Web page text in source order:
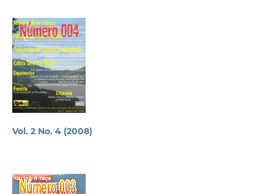
Vol. 2 No. 4 (2008)